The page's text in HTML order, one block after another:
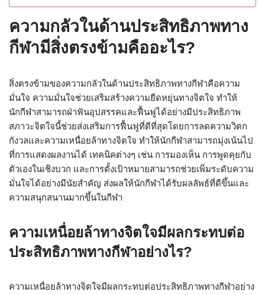
ความกลัวในด้านประสิทธิภาพทาง
กีฬามีสิ่งตรงข้ามคืออะไร?
สิ่งตรงข้ามของความกลัวในด้านประสิทธิภาพทางกีฬาคือความ
มั่นใจ ความมั่นใจช่วยเสริมสร้างความยืดหยุ่นทางจิตใจ ทำให้
นักกีฬาสามารถฝ่าฟันอุปสรรคและฟื้นฟูได้อย่างมีประสิทธิภาพ
สภาวะจิตใจนี้ช่วยส่งเสริมการฟื้นฟูที่ดีที่สุดโดยการลดความวิตก
กังวลและความเหนื่อยล้าทางจิตใจ ทำให้นักกีฬาสามารถมุ่งเน้นไป
ที่การแสดงผลงานได้ เทคนิคต่างๆ เช่น การมองเห็น การพูดคุยกับ
ตัวเองในเชิงบวก และการตั้งเป้าหมายสามารถช่วยเพิ่มระดับความ
มั่นใจได้อย่างมีนัยสำคัญ ส่งผลให้นักกีฬาได้รับผลลัพธ์ที่ดีขึ้นและ
ความสนุกสนานมากขึ้นในกีฬา
ความเหนื่อยล้าทางจิตใจมีผลกระทบต่อ
ประสิทธิภาพทางกีฬาอย่างไร?
ความเหนื่อยล้าทางจิตใจมีผลกระทบต่อประสิทธิภาพทางกีฬาอย่าง